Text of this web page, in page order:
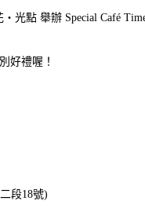
‧光點 舉辦 Special Café
好禮喔！
段18號)